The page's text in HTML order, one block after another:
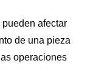
afectar
de una pieza
operaciones